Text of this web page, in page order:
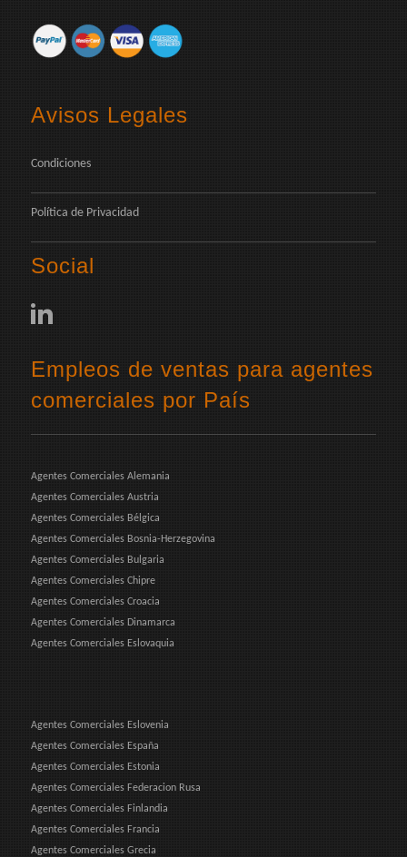
Avisos Legales
Condiciones
Política de Privacidad
Social
Empleos de ventas para agentes
comerciales por País
Agentes Comerciales Alemania
Agentes Comerciales Austria
Agentes Comerciales Bélgica
Agentes Comerciales Bosnia-Herzegovina
Agentes Comerciales Bulgaria
Agentes Comerciales Chipre
Agentes Comerciales Croacia
Agentes Comerciales Dinamarca
Agentes Comerciales Eslovaquia
Agentes Comerciales Eslovenia
Agentes Comerciales España
Agentes Comerciales Estonia
Agentes Comerciales Federacion Rusa
Agentes Comerciales Finlandia
Agentes Comerciales Francia
Agentes Comerciales Grecia